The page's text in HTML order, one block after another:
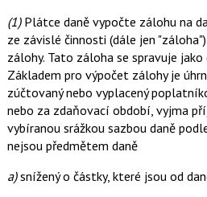
(1)Plátce daně vypočte zálohu na
ze závislé činnosti (dále jen
zálohy. Tato záloha se spravuje jako
Základem pro výpočet zálohy je
zúčtovaný nebo vyplacený
nebo za zdaňovací období, vyjma
vybíranou srážkou sazbou daně
nejsou předmětem daně
a)snížený o částky, které jsou od